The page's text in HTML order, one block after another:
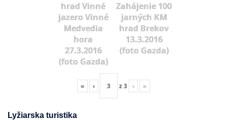
hrad Vinné
jazero Vinné
Medvedia
hora
27.3.2016
(foto Gazda)
Zahájenie 100
jarných KM
hrad Brekov
13.3.2016
(foto Gazda)
« ‹ z3 › »
Lyžiarska turistika